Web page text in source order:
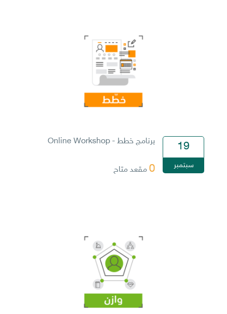
19
سبتمبر
برنامج خطط - Online Workshop
0 مقعد متاح